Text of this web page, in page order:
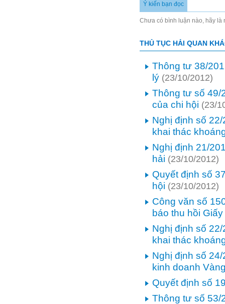
Ý kiến bạn đọc
Chưa có bình luận nào, hãy
THỦ TỤC HẢI QUAN
Thông tư 38/
lý (23/10/2012)
Thông tư số 49/
của chi hội (23/
Nghị định số
khai thác
Nghị định 21/
hải (23/10/2012)
Quyết định số
hội (23/10/2012)
Công văn số
báo thu hồi
Nghị định số
khai thác
Nghị định số
kinh doanh
Quyết định số
Thông tư số 53/